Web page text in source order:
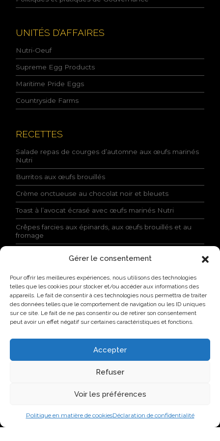
Gérer le consentement
Pour offrir les meilleures expériences, nous utilisons des technologies
telles que les cookies pour stocker et/ou accéder aux informations des
appareils. Le fait de consentir à ces technologies nous permettra de traiter
des données telles que le comportement de navigation ou les ID uniques
sur ce site. Le fait de ne pas consentir ou de retirer son consentement
peut avoir un effet négatif sur certaines caractéristiques et fonctions.
Accepter
Refuser
Voir les préférences
Politique en matière de cookiesDéclaration de confidentialité
p
l
t
i
q
u
e
d
e
c
n
f
i
d
e
n
t
i
a
l
i
t
j
’
a
c
e
UNITÉS D’AFFAIRES
Nutri-Oeuf
Supreme Egg Products
Maritime Pride Eggs
Countryside Farms
RECETTES
Salade repas de courges d’automne aux œufs marinés
Nutri
Burritos aux œufs brouillés
Crème onctueuse au chocolat noir et bleuets
Toast à l’avocat écrasé avec œufs marinés Nutri
Crêpes farcies aux épinards, aux œufs brouillés et au
fromage
Lovo donne le coup d’envoi à son Campus industriel de
l’oeuf à Saint-Hyacinthe
Lovo primée par l’AQINAC pour son initiative
responsable Protéines collectives
Nouvelle identité, nouvelle façon de faire : Groupe Nutri
Lovo annonce l’agrandissement de son usine de
classification de Saint-Lambert-de-Lauzon